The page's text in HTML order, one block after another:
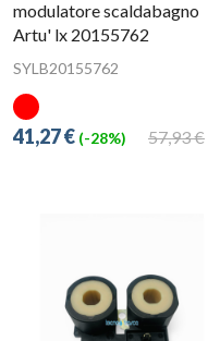
modulatore scaldabagno
Artu' lx 20155762
SYLB20155762
57,93 €
41,27 € (-28%)